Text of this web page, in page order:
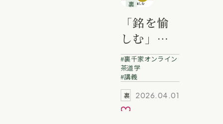
裏千家講義動画
「銘を愉
しむ」白
波瀬宗幸
業躰
裏千家オンライン
茶道学
講義
2026.04.01
お気に入り